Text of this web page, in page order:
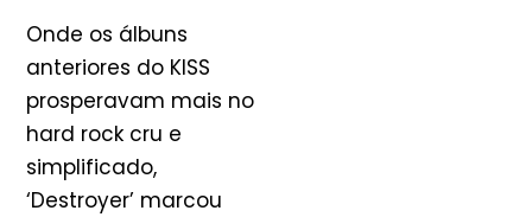
Onde os álbuns
anteriores do KISS
prosperavam mais no
hard rock cru e
simplificado,
‘Destroyer’ marcou